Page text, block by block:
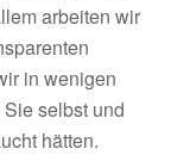
arbeiten wir
in wenigen
selbst und
hätten.